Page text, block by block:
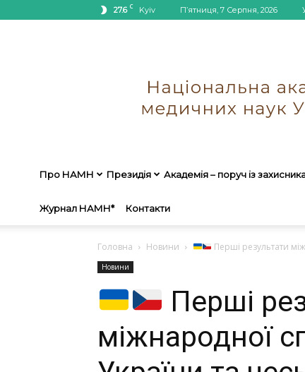
27.6 C Kyiv П’ятниця, 7 Серпня, 2026
Про НАМН Президія Академія – поруч із
Журнал НАМН* Контакти
Головна Новини Перші результати
Новини
Перші
міжнародної